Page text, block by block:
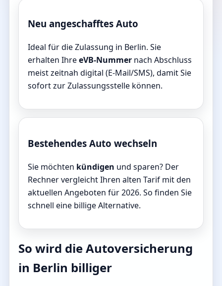
Neu angeschafftes Auto
Ideal für die Zulassung in Berlin. Sie
erhalten IhreeVB-Nummer nach Abschluss
meist zeitnah digital (E-Mail/SMS), damit Sie
sofort zur Zulassungsstelle können.
Bestehendes Auto wechseln
Sie möchten kündigen und sparen? Der
Rechner vergleicht Ihren alten Tarif mit den
aktuellen Angeboten für 2026. So finden Sie
schnell eine billige Alternative.
So wird die Autoversicherung
in Berlin billiger